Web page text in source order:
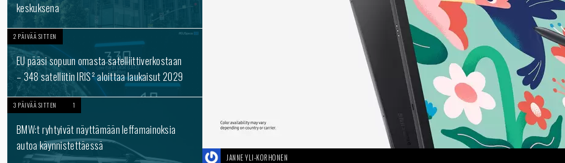
keskuksena
2 PÄIVÄÄ SITTEN
EU pääsi sopuun omasta satelliittiverkostaan
– 348 satelliitin IRIS² aloittaa laukaisut 2029
3 PÄIVÄÄ SITTEN 1
BMW:t ryhtyivät näyttämään leffamainoksia
autoa käynnistettäessä
JANNE YLI-KORHONEN